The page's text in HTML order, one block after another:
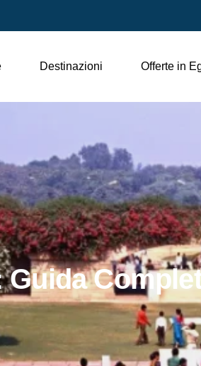
Destinazioni Offerte in
Guida